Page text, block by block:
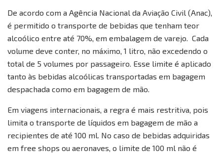
De acordo com a Agência Nacional da Aviação Civil (Anac),
é permitido o transporte de bebidas que tenham teor
alcoólico entre até 70%, em embalagem de varejo. Cada
volume deve conter, no máximo, 1 litro, não excedendo o
total de 5 volumes por passageiro. Esse limite é aplicado
tanto às bebidas alcoólicas transportadas em bagagem
despachada como em bagagem de mão.
Em viagens internacionais, a regra é mais restritiva, pois
limita o transporte de líquidos em bagagem de mão a
recipientes de até 100 ml. No caso de bebidas adquiridas
em free shops ou aeronaves, o limite de 100 ml não é